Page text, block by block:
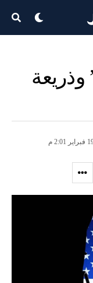
وذريعة